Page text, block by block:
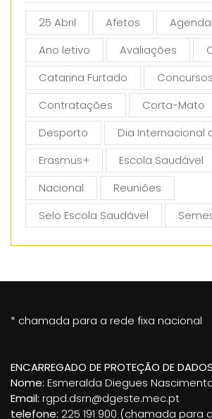
25 Abril Afetos
Agenda
Ano letivo
Avaliações
Catarina Furtado
Concursos
Contratações
Corta-Mato
Desporto
Dia Internacional
Erasmus+
Escola Saudável
Nacional
Reuniões
Selo Escola Saudável
* chamada para a rede fixa nacional
ENCARREGADO DE PROTEÇÃO DE
Nome: Esmeralda Diegues
Email: rgpd.dsrn@dgeste.mec.pt
telefone: 225 191 900 (chamada para